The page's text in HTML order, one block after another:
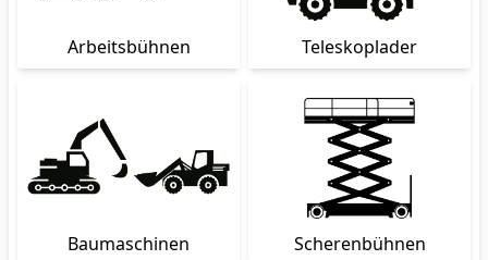
Arbeitsbühnen Teleskoplader
Baumaschinen Scherenbühnen